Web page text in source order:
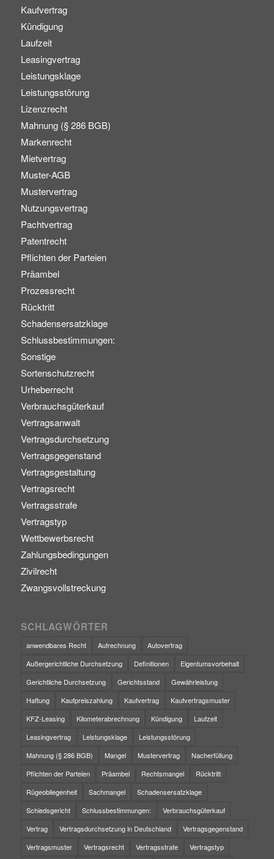
Kaufvertrag
Kündigung
Laufzeit
Leasingvertrag
Leistungsklage
Leistungsstörung
Lizenzrecht
Mahnung (§ 286 BGB)
Markenrecht
Mietvertrag
Muster-AGB
Mustervertrag
Nutzungsvertrag
Pachtvertrag
Patentrecht
Pflichten der Parteien
Präambel
Prozessrecht
Rücktritt
Schadensersatzklage
Schlussbestimmungen:
Sonstige
Sortenschutzrecht
Urheberrecht
Verbrauchsgüterkauf
Vertragsanwalt
Vertragsdurchsetzung
Vertragsgegenstand
Vertragsgestaltung
Vertragsrecht
Vertragsstrafe
Vertragstyp
Wettbewerbsrecht
Zahlungsbedingungen
Zivilrecht
Zwangsvollstreckung
SCHLAGWÖRTER
anwendbares Recht Aufrechnung
Autovertrag
Außergerichtliche Durchsetzung
Definitionen
Eigentumsvorbehalt
Gerichtliche Durchsetzung
Gerichtsstand
Gewährleistung
Haftung
Kaufpreiszahlung Kaufvertrag
Kaufvertragsmuster
KFZ-Leasing
Kilometerabrechnung Kündigung
Laufzeit
Leasingvertrag
Leistungsklage
Leistungsstörung
Mahnung (§ 286 BGB)
Mangel Mustervertrag
Nacherfüllung
Pflichten der Parteien
Präambel Rechtsmangel
Rücktritt
Rügeobliegenheit
Sachmangel
Schadensersatzklage
Schiedsgericht
Schlussbestimmungen:
Verbrauchsgüterkauf
Vertrag
Vertragsdurchsetzung in Deutschland
Vertragsgegenstand
Vertragsmuster
Vertragsrecht Vertragsstrafe Vertragstyp